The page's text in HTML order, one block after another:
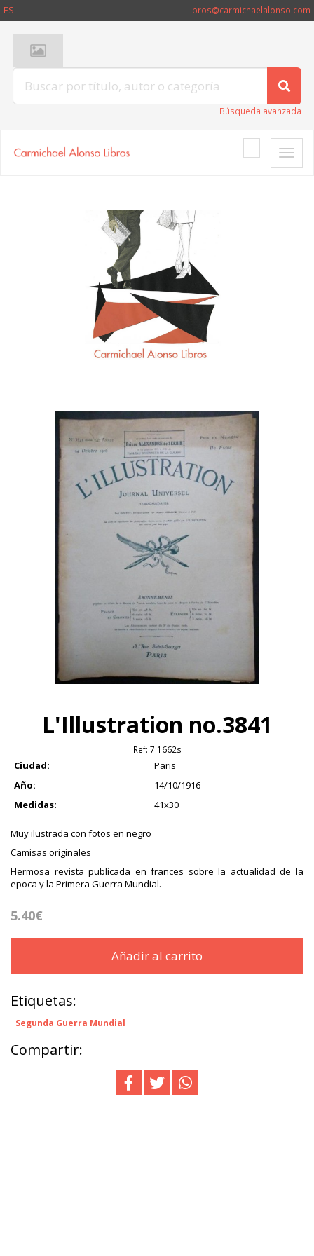
ES libros@carmichaelalonso.com
Búsqueda avanzada
Toggle
L'Illustration no.3841
Ref: 7.1662s
Ciudad:
Paris
Año:
14/10/1916
Medidas:
41x30
Muy ilustrada con fotos en negro
Camisas originales
Hermosa revista publicada en frances sobre la actualidad de la
epoca y la Primera Guerra Mundial.
5.40€
Añadir al carrito
Etiquetas:
Segunda Guerra Mundial
Compartir: